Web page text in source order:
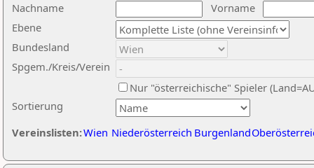
Nachname
Vorname
Ebene
Sortierung
Bundesland
Spgem./Kreis/Verein
Nur "österreichische" Spieler
Vereinslisten:Wien Niederösterreich Burgenland